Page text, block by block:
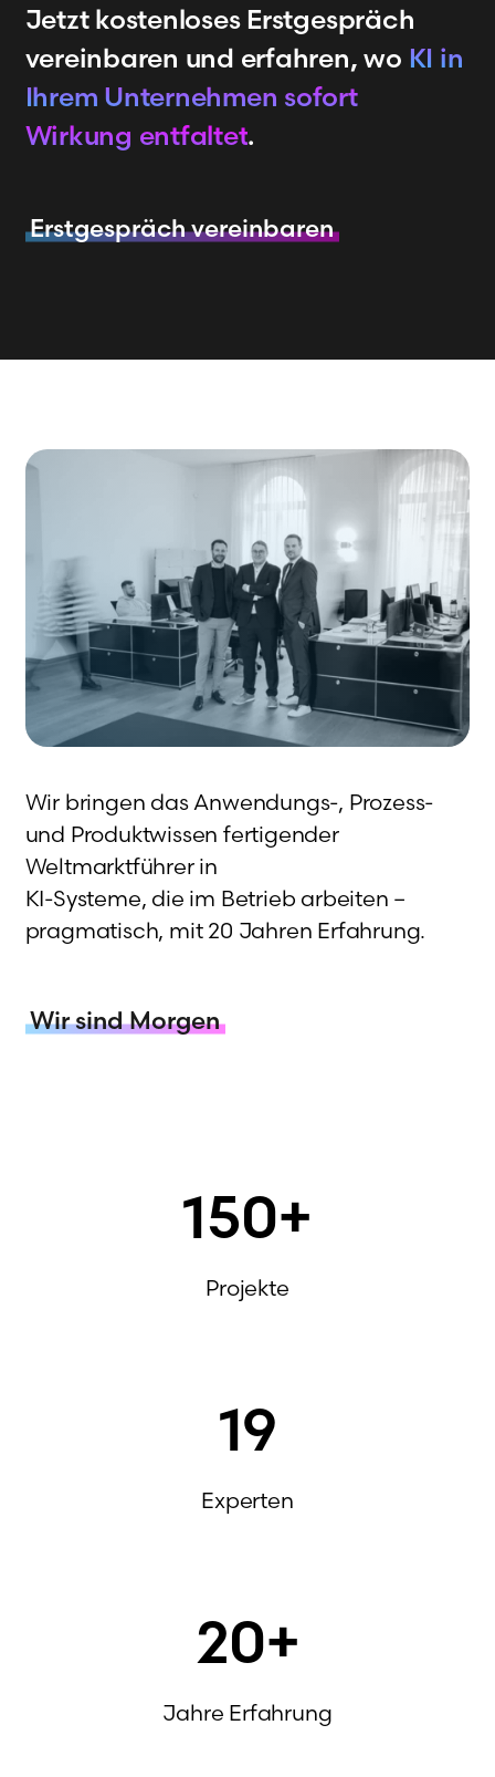
Jetzt kostenloses Erstgespräch
vereinbaren und erfahren, wo KI in
Ihrem Unternehmen sofort
Wirkung entfaltet.
Erstgespräch vereinbaren
Wir bringen das Anwendungs-, Prozess-
und Produktwissen fertigender
Weltmarktführer in
KI-Systeme, die im Betrieb arbeiten –
pragmatisch, mit 20 Jahren Erfahrung.
Wir sind Morgen
150+
Projekte
19
Experten
20+
Jahre Erfahrung